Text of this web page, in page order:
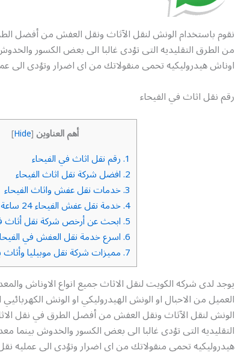
نقوم باستخدام الونش لنقل الآثاث ونقل العفش من أفضل
من الطرق التقليديه التى تؤدى غالبا الى بعض الكسور
اوناش هيدروليكيه تحمى منقولاتك من اى اضرار وتؤدى الى
رقم نقل اثاث في الفيحاء
أهم العناوين [
Hide
]
1. رقم نقل اثاث في الفيحاء
2. افضل شركة نقل اثاث الفيحاء
3. خدمات نقل عفش واثاث الفيحاء
4. خدمة نقل عفش الفيحاء 24 ساعة
5. ابحث عن أرخص شركة نقل أثاث
6. اسرع خدمة نقل العفش في
7. مميزات شركة نقل موبيليا وأثاث
يوجد لدى شركه الكويت لنقل الاثاث جميع انواع الاوناش
العميل من الاحبال او الونش الهيدروليكي او الونش
الونش لنقل الآثاث ونقل العفش من أفضل الطرق في نقل
التقليديه التى تؤدى غالبا الى بعض الكسور والخدوش بينما
هيدروليكيه تحمى منقولاتك من اى اضرار وتؤدى الى عمليه